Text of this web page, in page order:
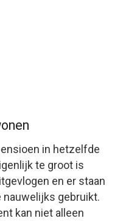
in hetzelfde
te groot is
en er staan
gebruikt.
kan niet alleen